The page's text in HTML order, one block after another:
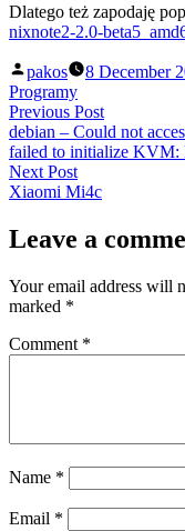
Dlatego też zapodaję
nixnote2-2.0-
Posted
by
pakos 8 December
Programy
Post
navigation
Previous PostPrevious
post:
debian – Could not
failed to initialize KVM:
Next PostNext
post:
Xiaomi Mi4c
Leave a
Your email address will
marked *
Comment *
Name *
Email *